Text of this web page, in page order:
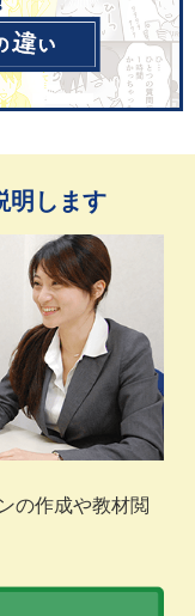
明します
の作成や教材閲